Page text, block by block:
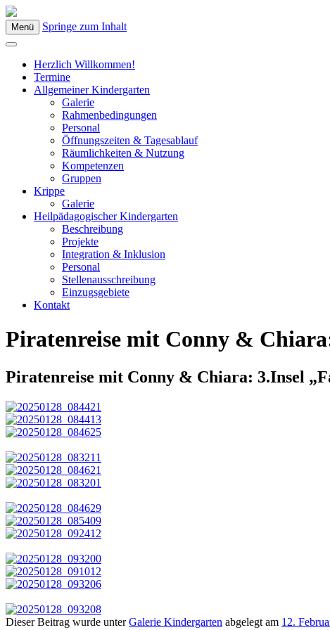
Kindergarten Bad Blumau
Menü Springe zum Inhalt
Herzlich Willkommen!
Termine
Allgemeiner Kindergarten
Galerie
Rahmenbedingungen
Personal
Öffnungszeiten & Tagesablauf
Räumlichkeiten & Nutzung
Kompetenzen
Gruppen
Krippe
Galerie
Heilpädagogischer Kindergarten
Beschreibung
Projekte
Integration & Inklusion
Personal
Stellenausschreibung
Einzugsgebiete
Kontakt
Piratenreise mit Conny &
Piratenreise mit Conny & Chiara: 3.Insel
Dieser Beitrag wurde unterGalerie Kindergarten abgelegt am 12.